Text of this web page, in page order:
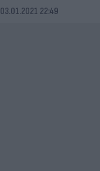
03.01.2021 22:49